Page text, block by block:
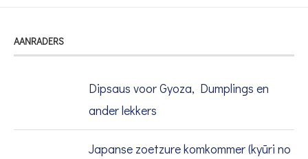
AANRADERS
Dipsaus voor Gyoza, Dumplings en
ander lekkers
Japanse zoetzure komkommer (kyūri no